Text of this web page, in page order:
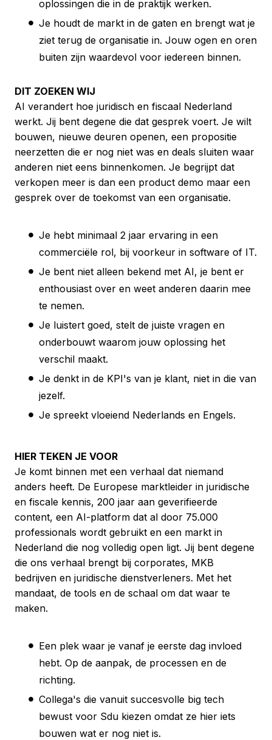
oplossingen die in de praktijk werken.
Je houdt de markt in de gaten en brengt wat je
ziet terug de organisatie in. Jouw ogen en oren
buiten zijn waardevol voor iedereen binnen.
DIT ZOEKEN WIJ
AI verandert hoe juridisch en fiscaal Nederland
werkt. Jij bent degene die dat gesprek voert. Je wilt
bouwen, nieuwe deuren openen, een propositie
neerzetten die er nog niet was en deals sluiten waar
anderen niet eens binnenkomen. Je begrijpt dat
verkopen meer is dan een product demo maar een
gesprek over de toekomst van een organisatie.
Je hebt minimaal 2 jaar ervaring in een
commerciële rol, bij voorkeur in software of IT.
Je bent niet alleen bekend met AI, je bent er
enthousiast over en weet anderen daarin mee
te nemen.
Je luistert goed, stelt de juiste vragen en
onderbouwt waarom jouw oplossing het
verschil maakt.
Je denkt in de KPI's van je klant, niet in die van
jezelf.
Je spreekt vloeiend Nederlands en Engels.
HIER TEKEN JE VOOR
Je komt binnen met een verhaal dat niemand
anders heeft. De Europese marktleider in juridische
en fiscale kennis, 200 jaar aan geverifieerde
content, een AI-platform dat al door 75.000
professionals wordt gebruikt en een markt in
Nederland die nog volledig open ligt. Jij bent degene
die ons verhaal brengt bij corporates, MKB
bedrijven en juridische dienstverleners. Met het
mandaat, de tools en de schaal om dat waar te
maken.
Een plek waar je vanaf je eerste dag invloed
hebt. Op de aanpak, de processen en de
richting.
Collega's die vanuit succesvolle big tech
bewust voor Sdu kiezen omdat ze hier iets
bouwen wat er nog niet is.